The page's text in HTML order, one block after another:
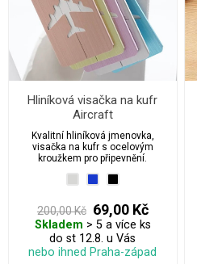
Hliníková visačka na kufr
Aircraft
Kvalitní hliníková jmenovka,
visačka na kufr s ocelovým
kroužkem pro připevnění.
200,00 Kč 69,00 Kč
Skladem > 5 a více ks
do st 12.8. u Vás
nebo ihned Praha-západ